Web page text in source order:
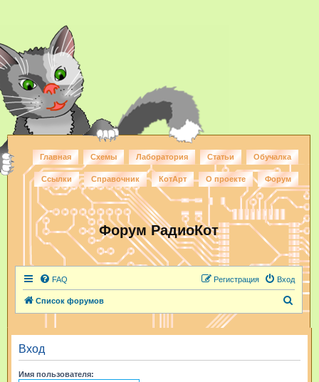
Главная Схемы Лаборатория Статьи Обучалка
Ссылки Справочник КотАрт О проекте Форум
Форум РадиоКот
FAQ Вход
Регистрация
Список форумов
и
Вход
Имя пользователя: